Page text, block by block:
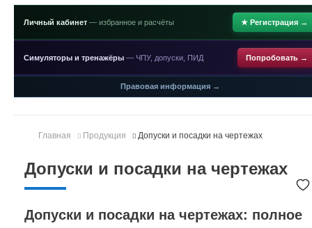
Личный кабинет — избранное и расчёты ★ Регистрация →
Симуляторы и тренажёры — ЧПУ, допуски, ПИД Попробовать →
Правовая информация →
Главная Продукция Допуски и посадки на чертежах
Допуски и посадки на чертежах
Допуски и посадки на чертежах: полное